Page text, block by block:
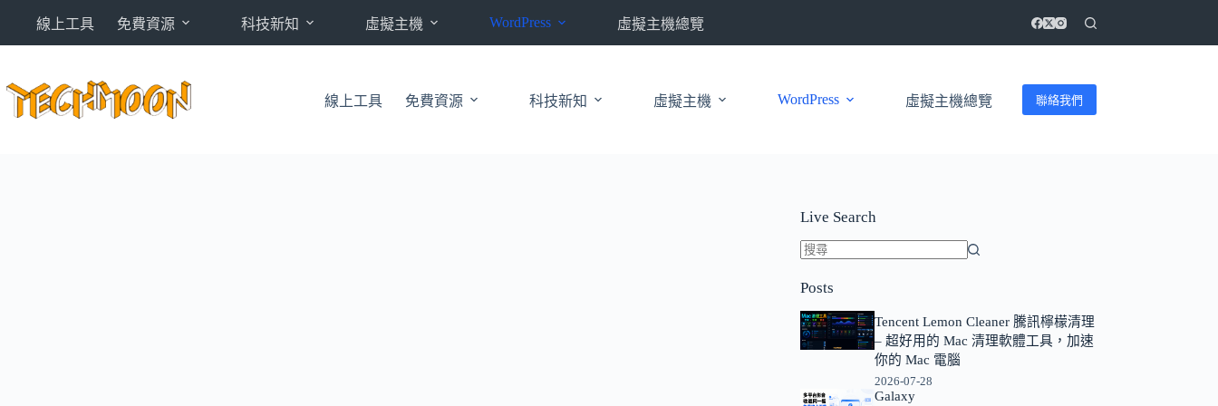
內
線上工具 免費資源 科技新知 虛擬主機 WordPress 虛擬主機總覽
線上工具 免費資源 科技新知 虛擬主機 WordPress 虛擬主機總覽 聯絡我們
Live Search
不
到
符
件
Posts
Tencent Lemon Cleaner 騰訊檸檬清理
– 超好用的 Mac 清理軟體工具，加速
你的 Mac 電腦
2026-07-28
Galaxy